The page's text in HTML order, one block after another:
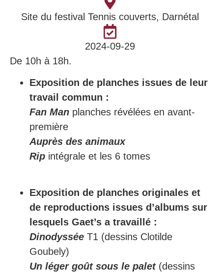
Site du festival Tennis couverts, Darnétal
2024-09-29
De 10h à 18h.
Exposition de planches issues de leur
travail commun :
Fan Man planches révélées en avant-
première
Auprès des animaux
Rip intégrale et les 6 tomes
Exposition de planches originales et
de reproductions issues d’albums sur
lesquels Gaet’s a travaillé :
Dinodyssée T1 (dessins Clotilde
Goubely)
Un léger goût sous le palet(dessins